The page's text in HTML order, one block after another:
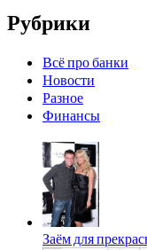
Рубрики
Всё про банки
Новости
Разное
Финансы
Заём для